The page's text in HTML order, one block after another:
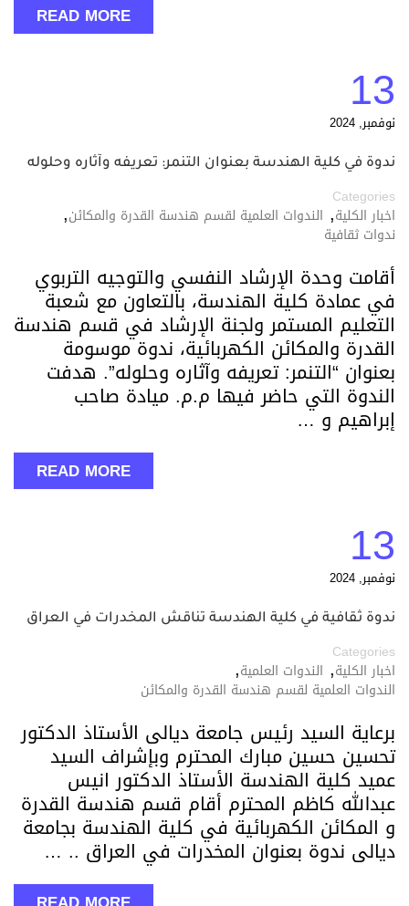
READ MORE
13
نوفمبر, 2024
ندوة في كلية الهندسة بعنوان التنمر: تعريفه وآثاره وحلوله
Categories
اخبار الكلية, الندوات العلمية لقسم هندسة القدرة والمكائن,
ندوات ثقافية
أقامت وحدة الإرشاد النفسي والتوجيه التربوي
في عمادة كلية الهندسة، بالتعاون مع شعبة
التعليم المستمر ولجنة الإرشاد في قسم هندسة
القدرة والمكائن الكهربائية، ندوة موسومة
بعنوان “التنمر: تعريفه وآثاره وحلوله”. هدفت
الندوة التي حاضر فيها م.م. ميادة صاحب
إبراهيم و …
READ MORE
13
نوفمبر, 2024
ندوة ثقافية في كلية الهندسة تناقش المخدرات في العراق
Categories
اخبار الكلية, الندوات العلمية,
الندوات العلمية لقسم هندسة القدرة والمكائن
برعاية السيد رئيس جامعة ديالى الأستاذ الدكتور
تحسين حسين مبارك المحترم وبإشراف السيد
عميد كلية الهندسة الأستاذ الدكتور انيس
عبدالله كاظم المحترم أقام قسم هندسة القدرة
و المكائن الكهربائية في كلية الهندسة بجامعة
ديالى ندوة بعنوان المخدرات في العراق .. …